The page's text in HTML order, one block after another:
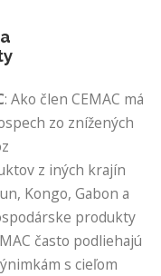
: Ako člen CEMAC má
zo znížených
z iných krajín
Kongo, Gabon a
produkty
často podliehajú
s cieľom